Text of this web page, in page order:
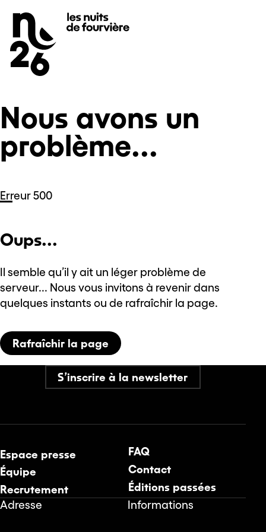
Se rendre au
Contenu principal
Pied de page
Nous avons un
problème...
Erreur 500
Oups...
Il semble qu’il y ait un léger problème de
serveur... Nous vous invitons à revenir dans
quelques instants ou de rafraîchir la page.
Rafraîchir la page
S’inscrire à la newsletter
Espace presse
Équipe
Recrutement
FAQ
Contact
Éditions passées
Adresse Informations